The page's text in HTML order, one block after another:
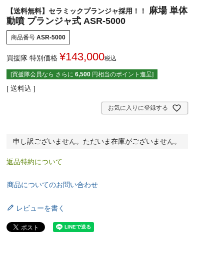
【送料無料】セラミックプランジャ採用！！
麻場 単体
動噴 プランジャ式 ASR-5000
商品番号 ASR-5000
買援隊 特別価格 ¥143,000税込
[買援隊会員なら さらに 6,500 円相当のポイント進呈]
送料込
お気に入りに登録する
申し訳ございません。ただいま在庫がございません。
返品特約について
商品についてのお問い合わせ
レビューを書く